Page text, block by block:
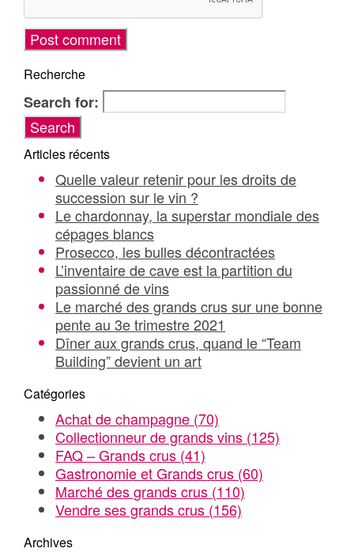
Recherche
Search for:
Articles récents
Quelle valeur retenir pour les droits de
succession sur le vin ?
Le chardonnay, la superstar mondiale des
cépages blancs
Prosecco, les bulles décontractées
L’inventaire de cave est la partition du
passionné de vins
Le marché des grands crus sur une bonne
pente au 3e trimestre 2021
Dîner aux grands crus, quand le “Team
Building” devient un art
Catégories
Achat de champagne (70)
Collectionneur de grands vins (125)
FAQ – Grands crus (41)
Gastronomie et Grands crus (60)
Marché des grands crus (110)
Vendre ses grands crus (156)
Archives